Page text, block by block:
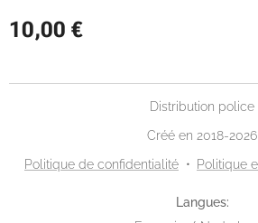
10,00 €
Distribution police
Créé en 2018-2026
Politique de confidentialité
Politique
Langues